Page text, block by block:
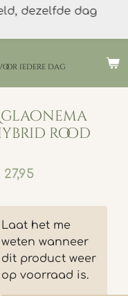
iedere dag
dezelfde dag
rood
Laat het me
weten wanneer
dit product weer
op voorraad is.